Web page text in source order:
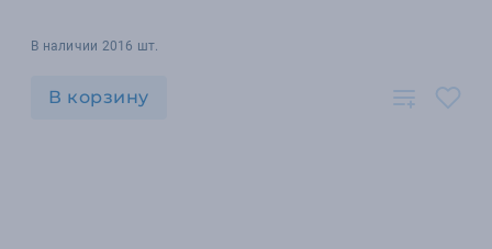
В наличии 2016 шт.
В корзину